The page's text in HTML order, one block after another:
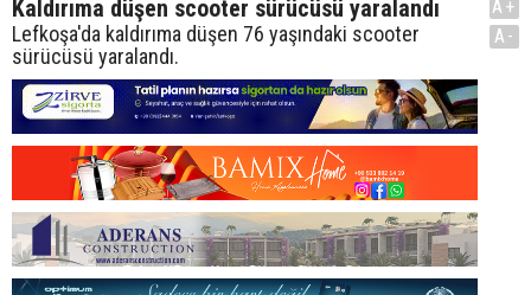
Kaldırıma düşen scooter sürücüsü yaralandı
Lefkoşa'da kaldırıma düşen 76 yaşındaki scooter
sürücüsü yaralandı.
A+
A-